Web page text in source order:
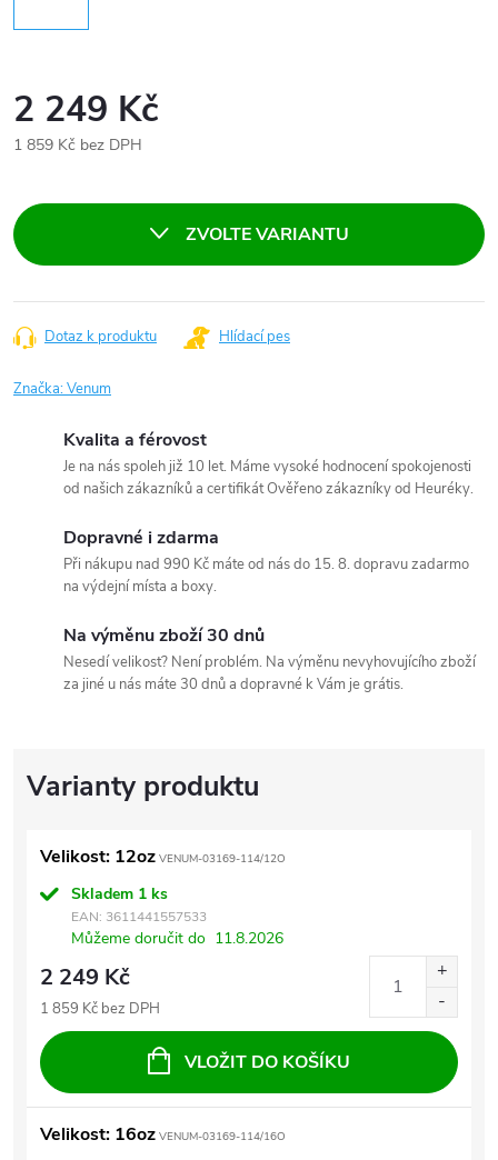
2 249 Kč
1 859 Kč bez DPH
ZVOLTE VARIANTU
Dotaz k produktu Hlídací pes
Značka:Venum
Kvalita a férovost
Je na nás spoleh již 10 let. Máme vysoké hodnocení spokojenosti
od našich zákazníků a certifikát Ověřeno zákazníky od Heuréky.
Dopravné i zdarma
Při nákupu nad 990 Kč máte od nás do 15. 8. dopravu zadarmo
na výdejní místa a boxy.
Na výměnu zboží 30 dnů
Nesedí velikost? Není problém. Na výměnu nevyhovujícího zboží
za jiné u nás máte 30 dnů a dopravné k Vám je grátis.
Velikost: 12oz VENUM-03169-114/12O
Skladem 1 ks
EAN: 3611441557533
Můžeme doručit do 11.8.2026
2 249 Kč
1 859 Kč bez DPH
VLOŽIT DO KOŠÍKU
Velikost: 16oz VENUM-03169-114/16O